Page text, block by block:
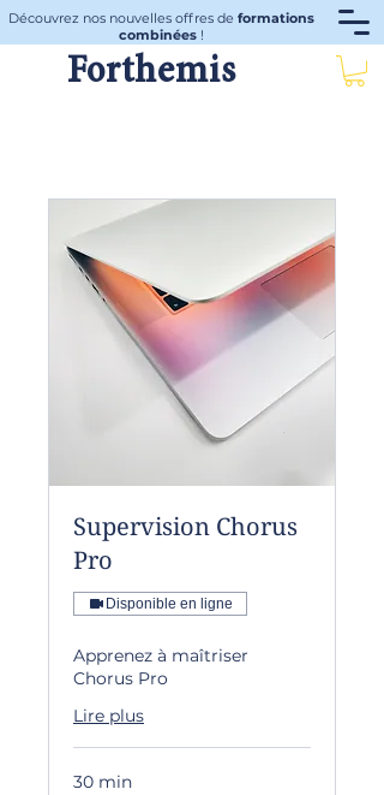
Découvrez nos nouvelles offres de formations
combinées!
Forthemis
Supervision Chorus
Pro
Disponible en ligne
Apprenez à maîtriser
Chorus Pro
Lire plus
30 min